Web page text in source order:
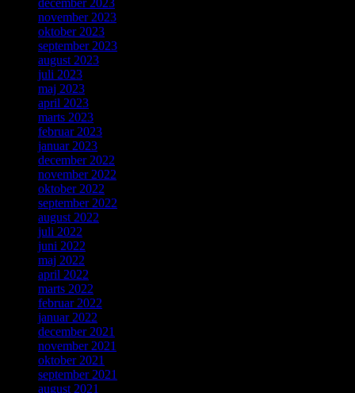
november 2023
oktober 2023
september 2023
august 2023
juli 2023
maj 2023
april 2023
marts 2023
februar 2023
januar 2023
december 2022
november 2022
oktober 2022
september 2022
august 2022
juli 2022
juni 2022
maj 2022
april 2022
marts 2022
februar 2022
januar 2022
december 2021
november 2021
oktober 2021
september 2021
august 2021